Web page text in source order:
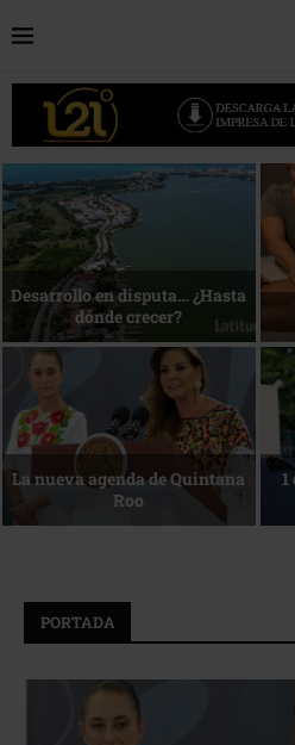
Bottega, un viaje servido a la
mesa
Reconocimiento de viajeros
PORTADA